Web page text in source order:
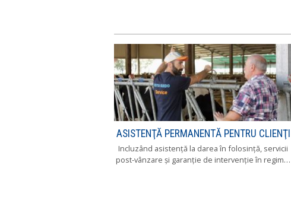
ASISTENŢĂ PERMANENTĂ PENTRU CLIENŢI
Incluzând asistenţă la darea în folosinţă, servicii
post-vânzare şi garanţie de intervenţie în regim…